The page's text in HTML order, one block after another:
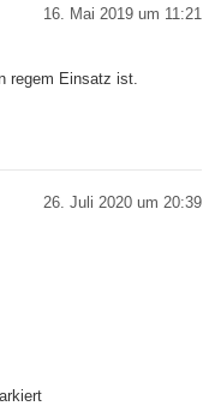
16. Mai 2019 um 11:21
regem Einsatz ist.
26. Juli 2020 um 20:39